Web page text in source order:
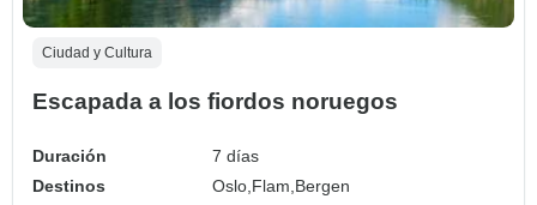
Ciudad y Cultura
Escapada a los fiordos noruegos
Duración
7 días
Destinos
Oslo, Flam, Bergen